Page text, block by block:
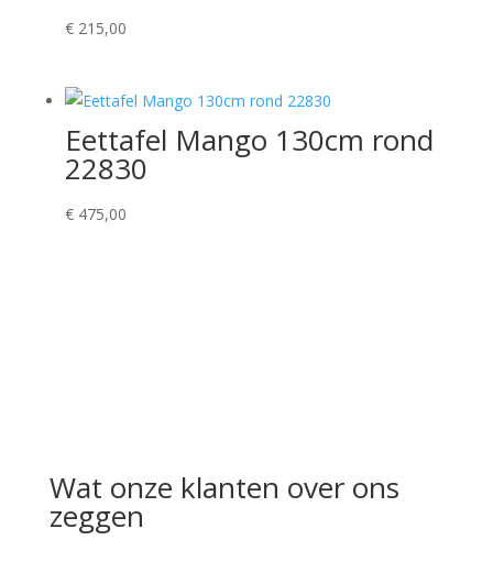
€215,00
Eettafel Mango 130cm rond
22830
€475,00
Wat onze klanten over ons
zeggen